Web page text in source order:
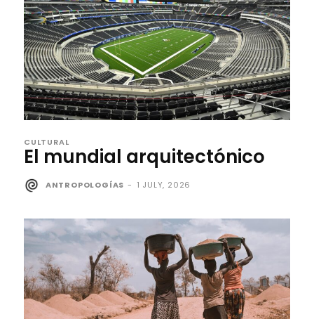
CULTURAL
El mundial arquitectónico
ANTROPOLOGÍAS - 1 JULY, 2026